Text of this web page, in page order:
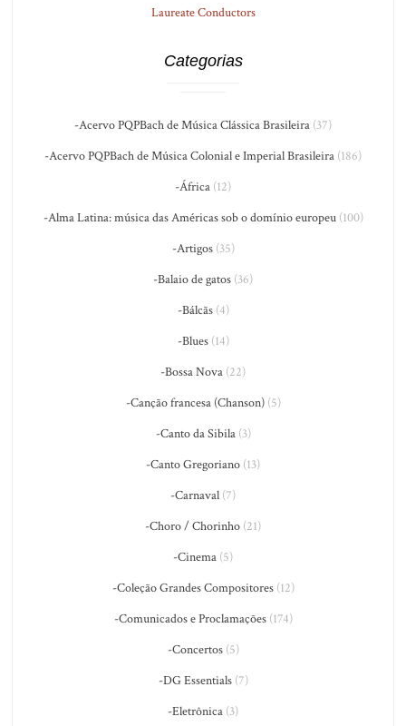
Laureate Conductors
Categorias
-Acervo PQPBach de Música Clássica Brasileira (37)
-Acervo PQPBach de Música Colonial e Imperial Brasileira (186)
-África (12)
-Alma Latina: música das Américas sob o domínio europeu(100)
-Artigos(35)
-Balaio de gatos (36)
-Bálcãs(4)
-Blues(14)
-Bossa Nova (22)
-Canção francesa (Chanson)(5)
-Canto da Sibila(3)
-Canto Gregoriano (13)
-Carnaval (7)
-Choro / Chorinho (21)
-Cinema (5)
-Coleção Grandes Compositores(12)
-Comunicados e Proclamações(174)
-Concertos(5)
-DG Essentials(7)
-Eletrônica (3)